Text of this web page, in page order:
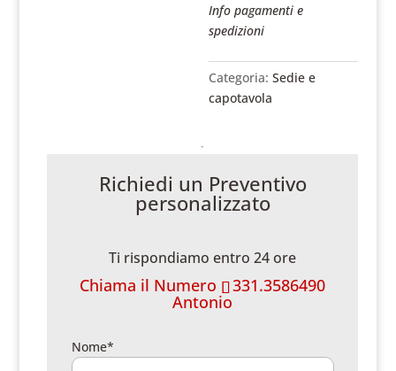
Info pagamenti e
spedizioni
Categoria:Sedie e
capotavola
Richiedi un Preventivo
personalizzato
Ti rispondiamo entro 24 ore
Chiama il Numero 331.3586490
Antonio
Nome*